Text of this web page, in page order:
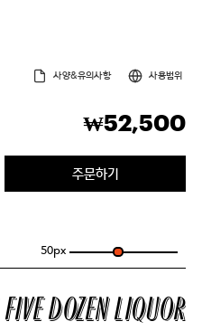
사양&유의사항 사용범위
₩52,500
주문하기
50px
dozen liquor